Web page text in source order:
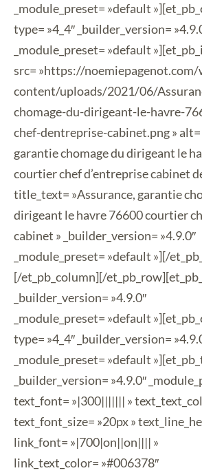
_module_preset= »default
type= »4_4″ _builder_version=
_module_preset= »default
src= »https://
content/uploads/2021/06/
chomage-du-dirigeant-le-havre-
chef-dentreprise-cabinet.png » alt=
garantie chomage du dirigeant le
courtier chef d’entreprise cabinet
title_text= »Assurance, garantie
dirigeant le havre 76600 courtier
cabinet » _builder_version= »4.9.0″
_module_preset= »default »][/
[/et_pb_column][/
_builder_version= »4.9.0″
_module_preset= »default
type= »4_4″ _builder_version=
_module_preset= »default
_builder_version= »4.9.0″
text_font= »|300||||||| »
text_font_size= »20px »
link_font= »|700|on||on|||| »
link_text_color= »#006378″